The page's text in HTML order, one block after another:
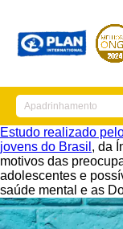
Estudo realizado
jovens do Brasil , da
motivos das
adolescentes e
saúde mental e as